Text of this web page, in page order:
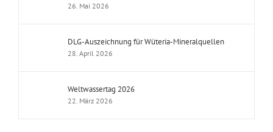
26. Mai 2026
DLG-Auszeichnung für Wüteria-Mineralquellen
28. April 2026
Weltwassertag 2026
22. März 2026